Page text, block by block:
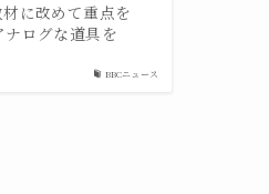
BBCニュース
に改めて重点を
ログな道具を